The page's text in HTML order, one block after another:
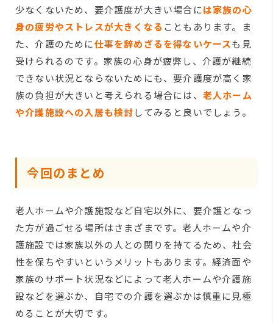
少なくないため、要介護度が大きい場合には家族の心
身の疲労やストレスが大きくなる こともあります。ま
た、介護のために仕事を辞めざるを得ないケースも見
受けられるのです。家族の心身が疲弊し、介護が継続
できない状況とならないためにも、要介護度が高く家
族の負担が大きいと考えられる場合には、 老人ホーム
や介護施設への入居も検討してみると良いでしょう。
今回のまとめ
老人ホームや介護施設など自宅以外に、要介護となっ
た方が過ごせる場所はさまざまです。老人ホームや介
護施設では家族以外の人との関りを持てるため、社会
性を保ちやすいというメリットもあります。経済面や
家族のサポート状況などによって老人ホームや介護施
設などを選ぶか、自宅での介護を選ぶかは慎重に見極
めることが大切です。